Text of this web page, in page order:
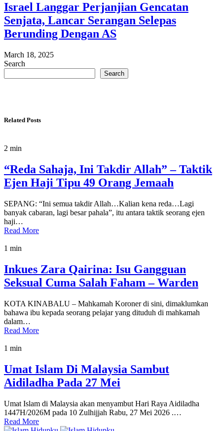
Israel Langgar Perjanjian Gencatan
Senjata, Lancar Serangan Selepas
Berunding Dengan AS
March 18, 2025
Search
Search
Related Posts
2 min
“Reda Sahaja, Ini Takdir Allah” – Taktik
Ejen Haji Tipu 49 Orang Jemaah
SEPANG: “Ini semua takdir Allah…Kalian kena reda…Lagi
banyak cabaran, lagi besar pahala”, itu antara taktik seorang ejen
haji…
Read More
1 min
Inkues Zara Qairina: Isu Gangguan
Seksual Cuma Salah Faham – Warden
KOTA KINABALU – Mahkamah Koroner di sini, dimaklumkan
bahawa ibu kepada seorang pelajar yang dituduh di mahkamah
dalam…
Read More
1 min
Umat Islam Di Malaysia Sambut
Aidiladha Pada 27 Mei
Umat Islam di Malaysia akan menyambut Hari Raya Aidiladha
1447H/2026M pada 10 Zulhijjah Rabu, 27 Mei 2026 .…
Read More